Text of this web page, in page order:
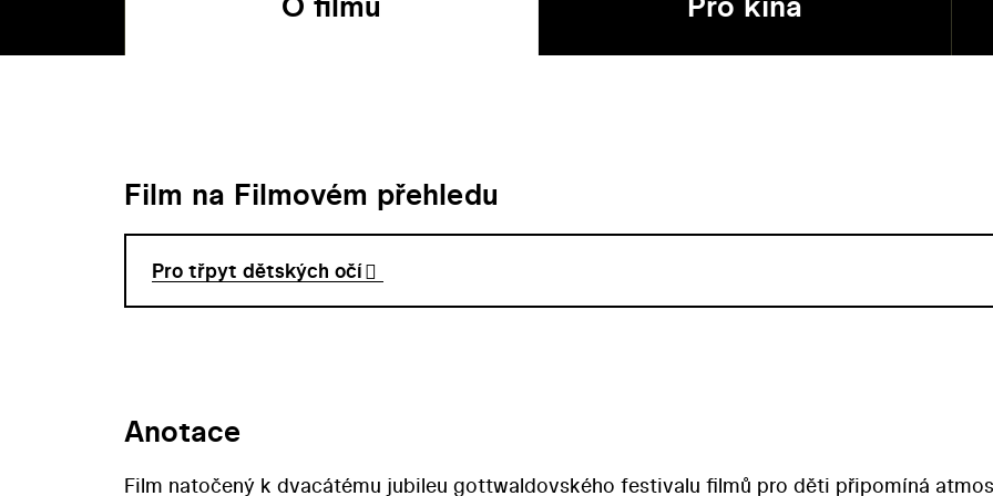
Film na Filmovém přehledu
Pro třpyt dětských očí
Anotace
Film natočený k dvacátému jubileu gottwaldovského festivalu filmů pro děti připomíná